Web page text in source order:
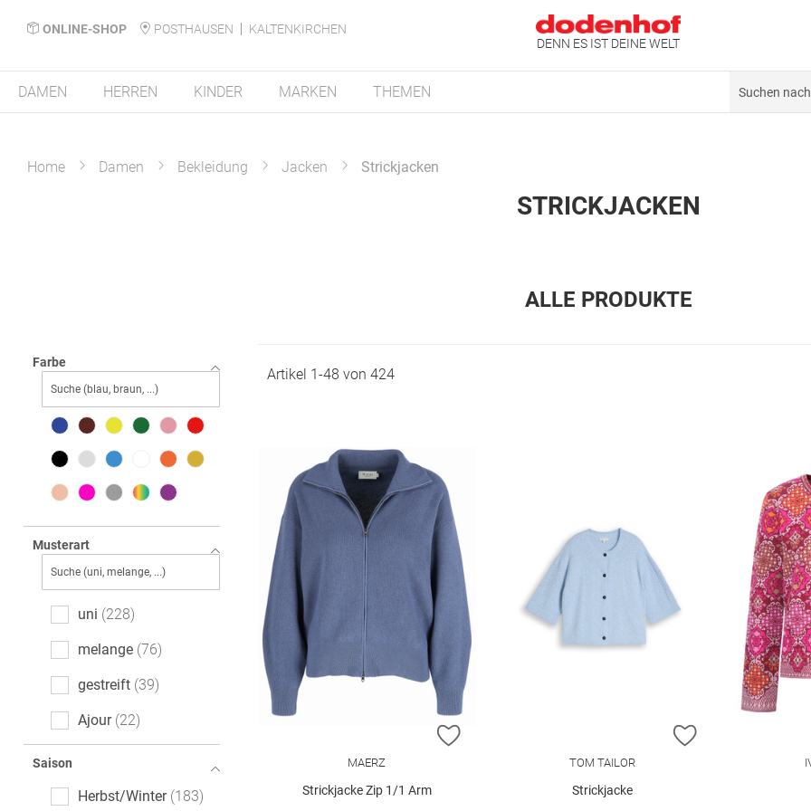
ONLINE-SHOP POSTHAUSEN
KALTENKIRCHEN
DENN ES IST DEINE WELT
DAMEN HERREN KINDER MARKEN THEMEN
Home Damen Bekleidung Jacken Strickjacken
STRICKJACKEN
ALLE PRODUKTE
Farbe
Musterart
uni 228
melange 76
gestreift 39
Ajour 22
floral 6
Saison
Herbst/Winter 183
Artikel 1-48 von 424
ZUR WUNSCHLISTE HINZUFÜGEN
MAERZ
Strickjacke Zip 1/1 Arm
ZUR
TOM TAILOR
Strickjacke